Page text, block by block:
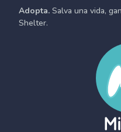
Adopta. Salva una vida,
Shelter.